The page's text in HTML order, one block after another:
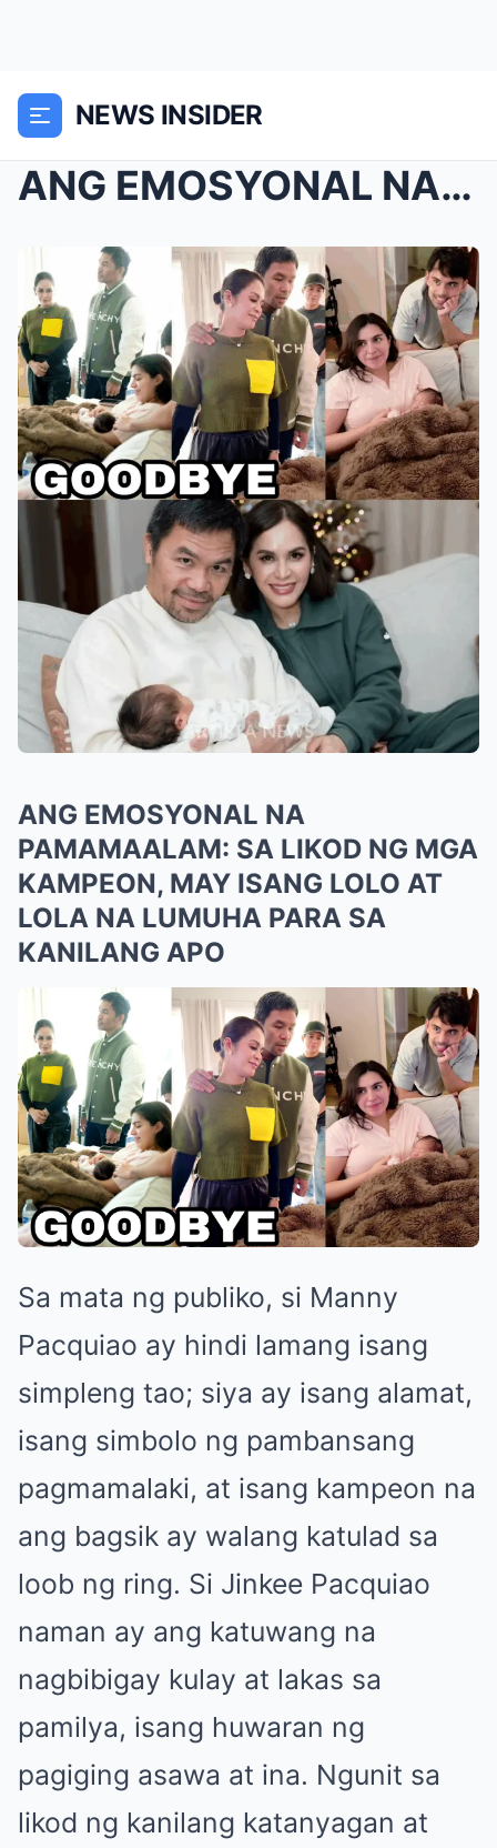
NEWS INSIDER
ANG EMOSYONAL NA PAMAMAALAM: SA LIKOD NG MGA KAMPE...
ANG EMOSYONAL NA
PAMAMAALAM: SA LIKOD NG MGA
KAMPEON, MAY ISANG LOLO AT
LOLA NA LUMUHA PARA SA
KANILANG APO
Sa mata ng publiko, si Manny
Pacquiao ay hindi lamang isang
simpleng tao; siya ay isang alamat,
isang simbolo ng pambansang
pagmamalaki, at isang kampeon na
ang bagsik ay walang katulad sa
loob ng ring. Si Jinkee Pacquiao
naman ay ang katuwang na
nagbibigay kulay at lakas sa
pamilya, isang huwaran ng
pagiging asawa at ina. Ngunit sa
likod ng kanilang katanyagan at